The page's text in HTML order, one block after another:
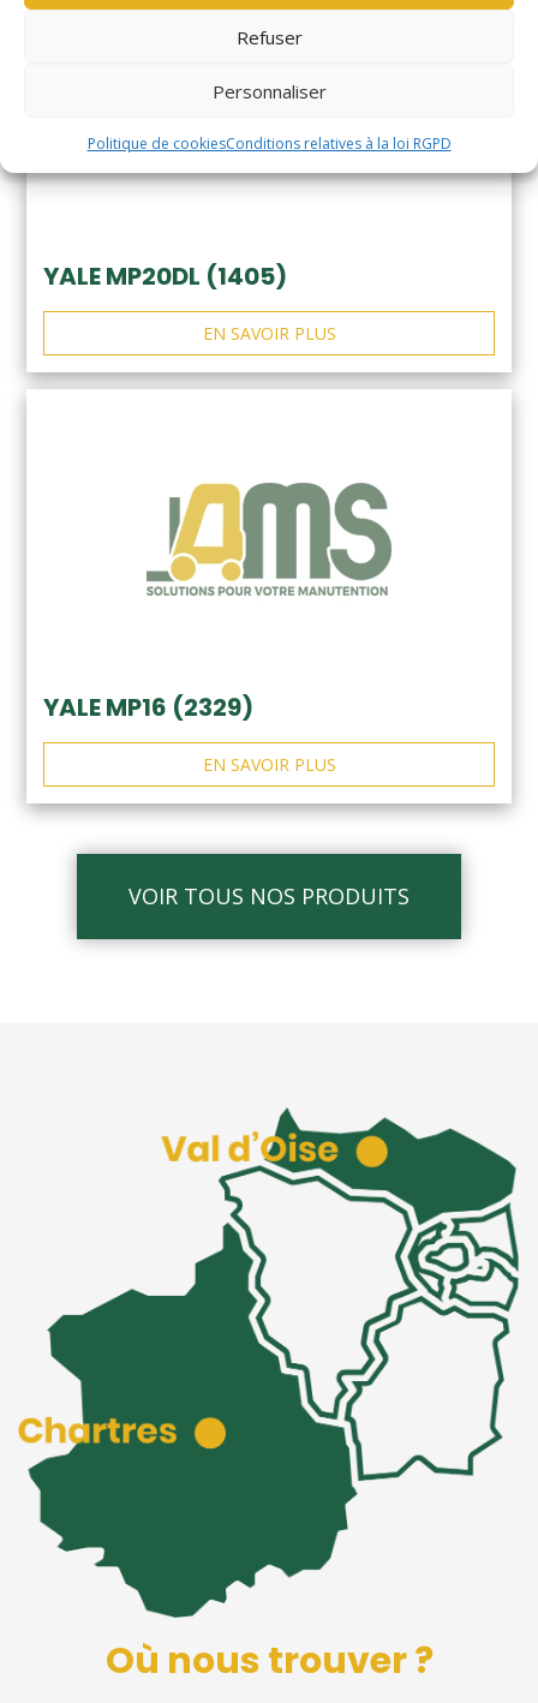
Refuser
Personnaliser
Politique de cookiesConditions relatives à la loi RGPD
YALE MP20DL (1405)
EN SAVOIR PLUS
YALE MP16 (2329)
EN SAVOIR PLUS
VOIR TOUS NOS PRODUITS
Où nous trouver ?